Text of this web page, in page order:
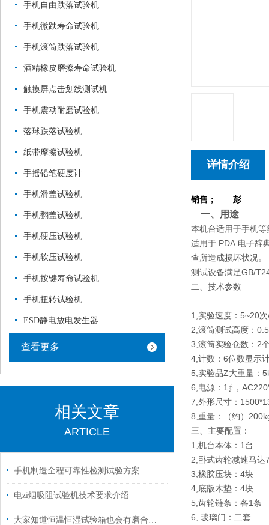
手机自由跌落试验机
手机微跌寿命试验机
手机滚筒跌落试验机
酒精橡皮磨擦寿命试验机
触摸屏点击划线测试机
手机震动耐磨试验机
落球跌落试验机
纸带摩擦试验机
手摇铅笔硬度计
手机滑盖试验机
手机翻盖试验机
手机硬压试验机
手机软压试验机
手机按键寿命试验机
手机扭转试验机
ESD静电放电发生器
查看更多
相关文章
ARTICLE
手机制造全程可靠性检测试验方案
电zi烟吸阻试验机技术要求介绍
大家知道恒温恒湿试验箱也会有磨合期吗？
详情介绍
销售； 彭
一、用途
本机台适用于手机
适用于.PDA.电子辞
查所造成损坏状况。
测试设备满足GB/
二、技术参数
1,实验速度：5~20
2,滚筒测试高度：
3,滚筒实验仓数：2
4,计数：6位数显示
5,实验品Z大重量：
6,电源：1∮，
7,外形尺寸：
8,重量：（约）
三、主要配置：
1,机台本体：1台
2,卧式齿轮减速马达
3,橡胶压块：4块
4,底版木垫：4块
5,齿轮链条：各1条
6, 玻璃门：二套